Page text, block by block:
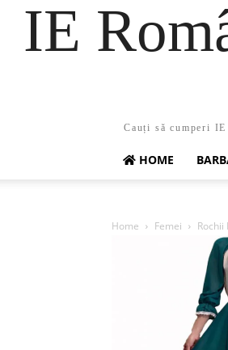
IE
Cauți să cumperi
HOME
Home Femei Rochii